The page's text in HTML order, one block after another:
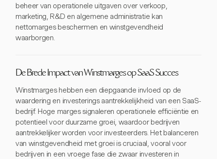
beheer van operationele uitgaven over verkoop,
marketing, R&D en algemene administratie kan
nettomarges beschermen en winstgevendheid
waarborgen.
De Brede Impact van Winstmarges op SaaS Succes
Winstmarges hebben een diepgaande invloed op de
waardering en investerings aantrekkelijkheid van een SaaS-
bedrijf. Hoge marges signaleren operationele efficiëntie en
potentieel voor duurzame groei, waardoor bedrijven
aantrekkelijker worden voor investeerders. Het balanceren
van winstgevendheid met groei is cruciaal, vooral voor
bedrijven in een vroege fase die zwaar investeren in